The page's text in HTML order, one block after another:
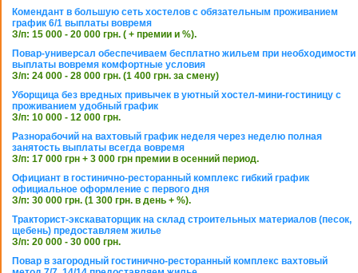
Комендант в большую сеть хостелов с обязательным проживанием
график 6/1 выплаты вовремя
З/п: 15 000 - 20 000 грн. ( + премии и %).
Повар-универсал обеспечиваем бесплатно жильем при необходимости
выплаты вовремя комфортные условия
З/п: 24 000 - 28 000 грн. (1 400 грн. за смену)
Уборщица без вредных привычек в уютный хостел-мини-гостиницу с
проживанием удобный график
З/п: 10 000 - 12 000 грн.
Разнорабочий на вахтовый график неделя через неделю полная
занятость выплаты всегда вовремя
З/п: 17 000 грн + 3 000 грн премии в осенний период.
Официант в гостинично-ресторанный комплекс гибкий график
официальное оформление с первого дня
З/п: 30 000 грн. (1 300 грн. в день + %).
Тракторист-экскаваторщик на склад строительных материалов (песок,
щебень) предоставляем жилье
З/п: 20 000 - 30 000 грн.
Повар в загородный гостинично-ресторанный комплекс вахтовый